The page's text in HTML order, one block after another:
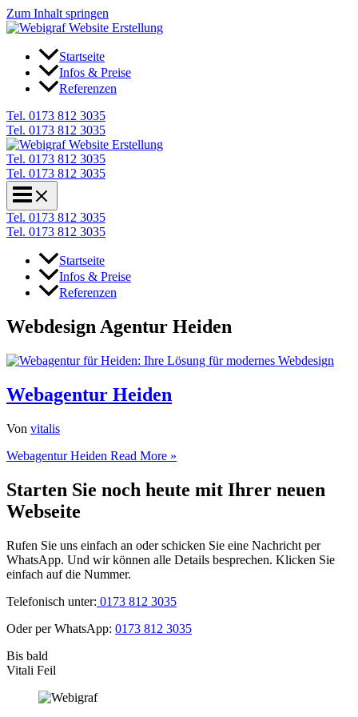
Zum Inhalt springen
Startseite
Infos & Preise
Referenzen
Tel. 0173 812 3035
Tel. 0173 812 3035
Tel. 0173 812 3035
Tel. 0173 812 3035
Tel. 0173 812 3035
Tel. 0173 812 3035
Startseite
Infos & Preise
Referenzen
Webdesign Agentur Heiden
Webagentur Heiden
Von vitalis
Webagentur Heiden Read More »
Starten Sie noch heute mit Ihrer neuen
Webseite
Rufen Sie uns einfach an oder schicken Sie eine Nachricht per
WhatsApp. Und wir können alle Details besprechen. Klicken Sie
einfach auf die Nummer.
Telefonisch unter: 0173 812 3035
Oder per WhatsApp: 0173 812 3035
Bis bald
Vitali Feil